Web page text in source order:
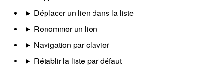
Déplacer un lien dans la liste
Renommer un lien
Navigation par clavier
Rétablir la liste par défaut